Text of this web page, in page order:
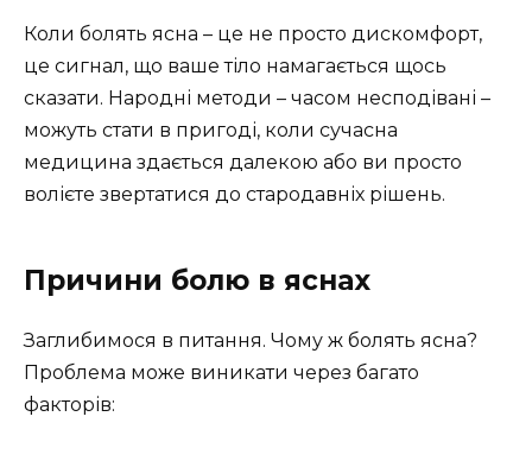
Коли болять ясна – це не просто дискомфорт,
це сигнал, що ваше тіло намагається щось
сказати. Народні методи – часом несподівані –
можуть стати в пригоді, коли сучасна
медицина здається далекою або ви просто
волієте звертатися до стародавніх рішень.
Причини болю в яснах
Заглибимося в питання. Чому ж болять ясна?
Проблема може виникати через багато
факторів: